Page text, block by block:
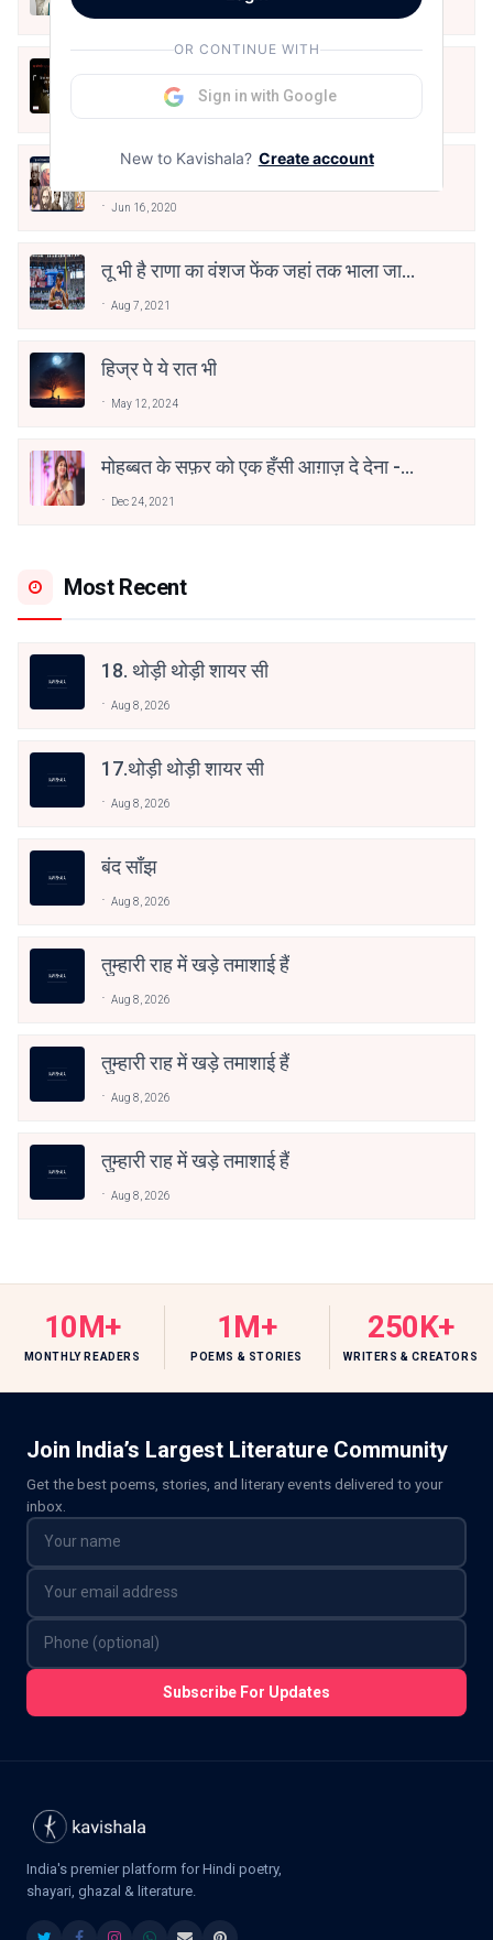
अंतिम ऊँचाई - कुँवर नारायण | Stay Home
Stay Safe | TVF's Aspirants
May 8, 2021
10 Greatest Hindi Poets Of India
Jun 16, 2020
तू भी है राणा का वंशज फेंक जहां तक भाला जाए:
Aug 7, 2021
हिज्र पे ये रात भी
May 12, 2024
मोहब्बत के सफ़र को एक हँसी आग़ाज़ दे देना -
Dec 24, 2021
Most Recent
18. थोड़ी थोड़ी शायर सी
Aug 8, 2026
17.थोड़ी थोड़ी शायर सी
Aug 8, 2026
बंद साँझ
Aug 8, 2026
तुम्हारी राह में खड़े तमाशाई हैं
Aug 8, 2026
तुम्हारी राह में खड़े तमाशाई हैं
Aug 8, 2026
तुम्हारी राह में खड़े तमाशाई हैं
Aug 8, 2026
10M+
MONTHLY READERS
1M+
POEMS & STORIES
250K+
WRITERS & CREATORS
Join India’s Largest Literature Community
Get the best poems, stories, and literary events delivered to your
inbox.
Subscribe For Updates
India's premier platform for Hindi poetry,
shayari, ghazal & literature.
OR CONTINUE WITH
Sign in with Google
New to Kavishala? Create account